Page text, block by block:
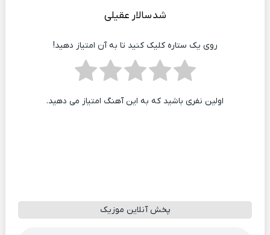
شدسالار عقیلی
روی یک ستاره کلیک کنید تا به آن امتیاز دهید!
اولین نفری باشید که به این آهنگ امتیاز می دهید.
پخش آنلاین موزیک